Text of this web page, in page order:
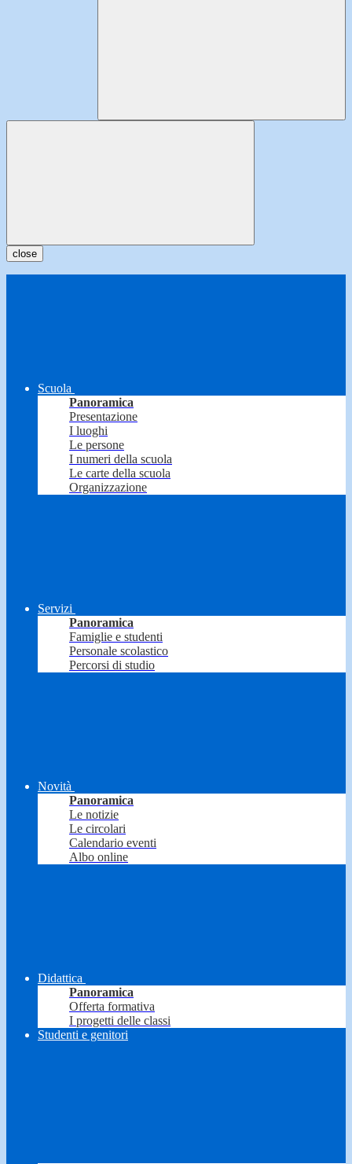
close
Scuola
Panoramica
Presentazione
I luoghi
Le persone
I numeri della scuola
Le carte della scuola
Organizzazione
Servizi
Panoramica
Famiglie e studenti
Personale scolastico
Percorsi di studio
Novità
Panoramica
Le notizie
Le circolari
Calendario eventi
Albo online
Didattica
Panoramica
Offerta formativa
I progetti delle classi
Studenti e genitori